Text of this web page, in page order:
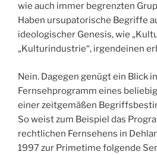
wie auch immer begrenzten
Haben ursupatorische Begriffe
ideologischer Genesis, wie
„Kulturindustrie“, irgendeinen
Nein. Dagegen genügt ein Blick
Fernsehprogramm eines
einer zeitgemäßen
So weist zum Beispiel das
rechtlichen Fernsehens in
1997 zur Primetime folgende